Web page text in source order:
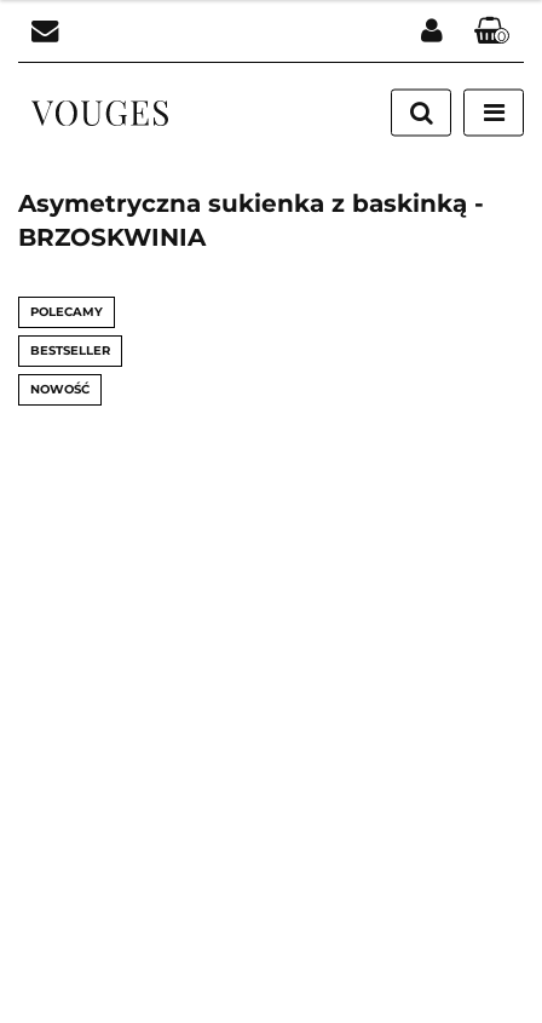
Zaloguj się
Zarejestruj się
0
Asymetryczna sukienka z baskinką -
BRZOSKWINIA
POLECAMY
BESTSELLER
NOWOŚĆ